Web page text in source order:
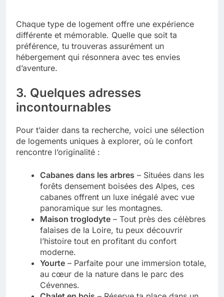
Chaque type de logement offre une expérience
différente et mémorable. Quelle que soit ta
préférence, tu trouveras assurément un
hébergement qui résonnera avec tes envies
d’aventure.
3. Quelques adresses
incontournables
Pour t’aider dans ta recherche, voici une sélection
de logements uniques à explorer, où le confort
rencontre l’originalité :
Cabanes dans les arbres – Situées dans les
forêts densement boisées des Alpes, ces
cabanes offrent un luxe inégalé avec vue
panoramique sur les montagnes.
Maison troglodyte – Tout près des célèbres
falaises de la Loire, tu peux découvrir
l’histoire tout en profitant du confort
moderne.
Yourte – Parfaite pour une immersion totale,
au cœur de la nature dans le parc des
Cévennes.